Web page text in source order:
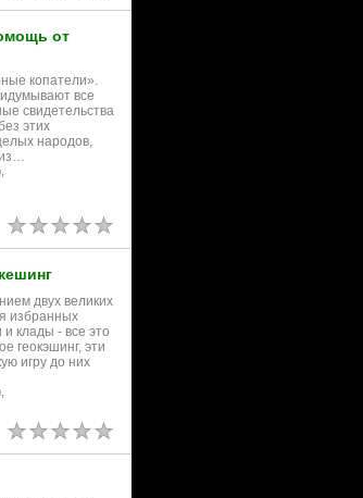
от
копатели».
все
свидетельства
этих
народов,
двух великих
избранных
клады - все это
геокэшинг, эти
игру до них